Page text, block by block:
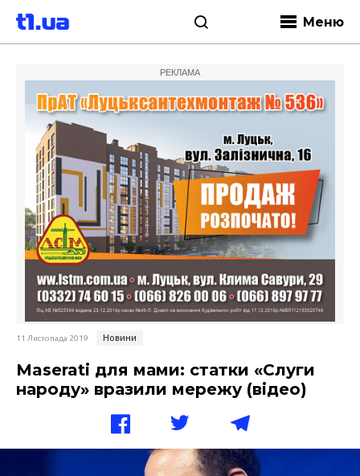
Меню
РЕКЛАМА
11 Листопада 2019 Новини
Maserati для мами: статки «Слуги
народу» вразили мережу (відео)